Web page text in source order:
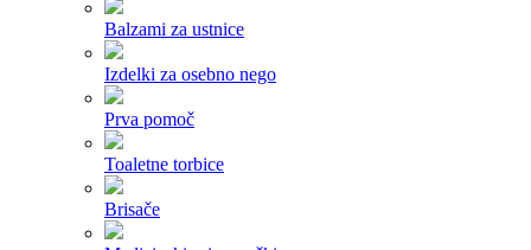
Balzami za ustnice
Izdelki za osebno nego
Prva pomoč
Toaletne torbice
Brisače